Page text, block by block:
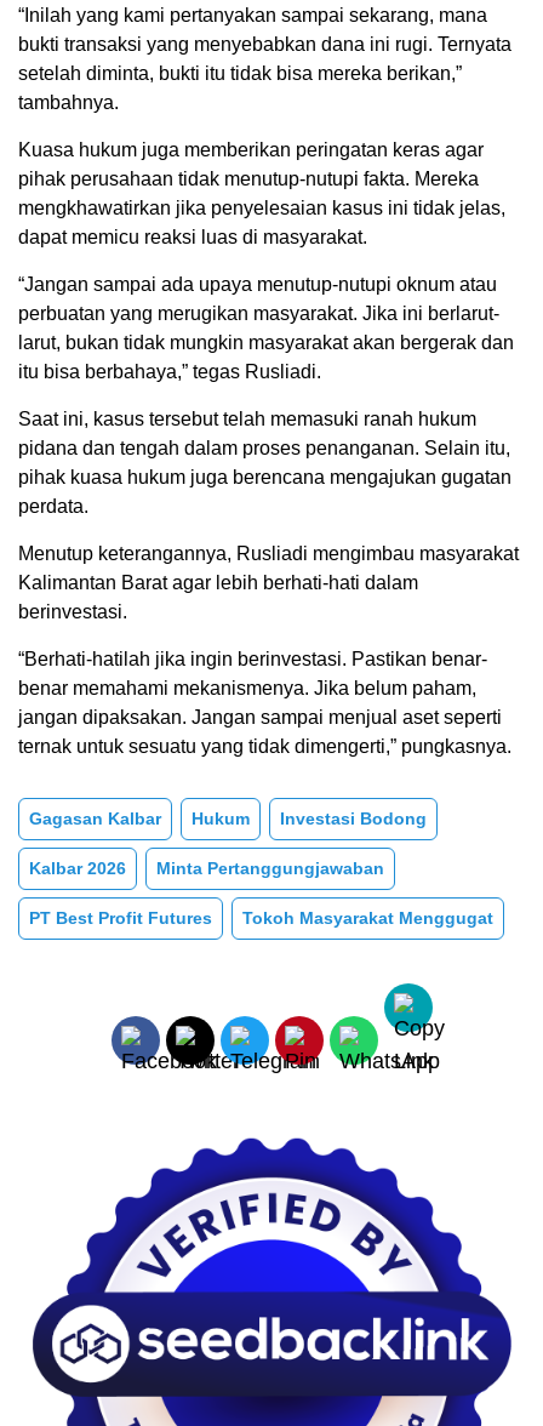
“Inilah yang kami pertanyakan sampai sekarang, mana
bukti transaksi yang menyebabkan dana ini rugi. Ternyata
setelah diminta, bukti itu tidak bisa mereka berikan,”
tambahnya.
Kuasa hukum juga memberikan peringatan keras agar
pihak perusahaan tidak menutup-nutupi fakta. Mereka
mengkhawatirkan jika penyelesaian kasus ini tidak jelas,
dapat memicu reaksi luas di masyarakat.
“Jangan sampai ada upaya menutup-nutupi oknum atau
perbuatan yang merugikan masyarakat. Jika ini berlarut-
larut, bukan tidak mungkin masyarakat akan bergerak dan
itu bisa berbahaya,” tegas Rusliadi.
Saat ini, kasus tersebut telah memasuki ranah hukum
pidana dan tengah dalam proses penanganan. Selain itu,
pihak kuasa hukum juga berencana mengajukan gugatan
perdata.
Menutup keterangannya, Rusliadi mengimbau masyarakat
Kalimantan Barat agar lebih berhati-hati dalam
berinvestasi.
“Berhati-hatilah jika ingin berinvestasi. Pastikan benar-
benar memahami mekanismenya. Jika belum paham,
jangan dipaksakan. Jangan sampai menjual aset seperti
ternak untuk sesuatu yang tidak dimengerti,” pungkasnya.
Gagasan Kalbar Hukum Investasi Bodong
Kalbar 2026 Minta Pertanggungjawaban
PT Best Profit Futures Tokoh Masyarakat Menggugat